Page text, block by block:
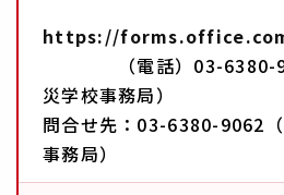
https://
（電話）03-6380-
災学校事務局）
問合せ先：03-6380-9062
事務局）